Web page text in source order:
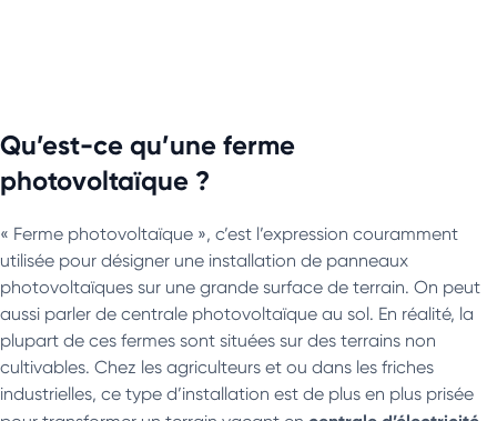
Qu’est-ce qu’une ferme
photovoltaïque ?
« Ferme photovoltaïque », c’est l’expression couramment
utilisée pour désigner une installation de panneaux
photovoltaïques sur une grande surface de terrain. On peut
aussi parler de centrale photovoltaïque au sol. En réalité, la
plupart de ces fermes sont situées sur des terrains non
cultivables. Chez les agriculteurs et ou dans les friches
industrielles, ce type d’installation est de plus en plus prisée